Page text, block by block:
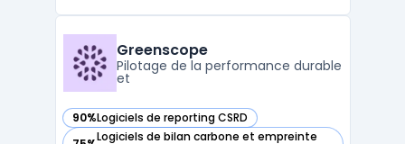
des obligations de conformité pour les
entreprises de toute taille. En ...
Greenscope
Pilotage de la performance durable
et
90%Logiciels de reporting CSRD
— voir Greenscope dans cette catégorie
Logiciels de bilan carbone et empreinte